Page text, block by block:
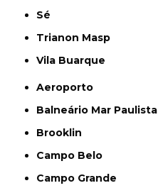
Sé
Trianon Masp
Vila Buarque
Aeroporto
Balneário Mar Paulista
Brooklin
Campo Belo
Campo Grande